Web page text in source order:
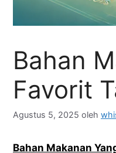
Bahan
Favorit
Agustus 5, 2025 oleh
Bahan Makanan